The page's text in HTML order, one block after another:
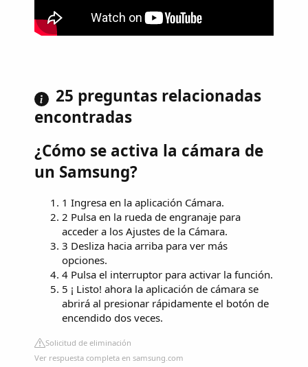
25 preguntas relacionadas
encontradas
¿Cómo se activa la cámara de
un Samsung?
1 Ingresa en la aplicación Cámara.
2 Pulsa en la rueda de engranaje para
acceder a los Ajustes de la Cámara.
3 Desliza hacia arriba para ver más
opciones.
4 Pulsa el interruptor para activar la función.
5 ¡ Listo! ahora la aplicación de cámara se
abrirá al presionar rápidamente el botón de
encendido dos veces.
Solicitud de eliminación
Ver respuesta completa en samsung.com